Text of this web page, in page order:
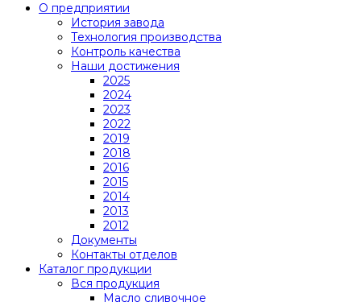
О предприятии
История завода
Технология производства
Контроль качества
Наши достижения
2025
2024
2023
2022
2019
2018
2016
2015
2014
2013
2012
Документы
Контакты отделов
Каталог продукции
Вся продукция
Масло сливочное